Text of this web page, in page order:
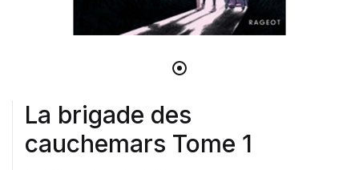
La brigade des
cauchemars Tome 1